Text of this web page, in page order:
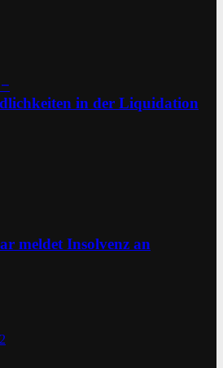
in der Liquidation
meldet Insolvenz an